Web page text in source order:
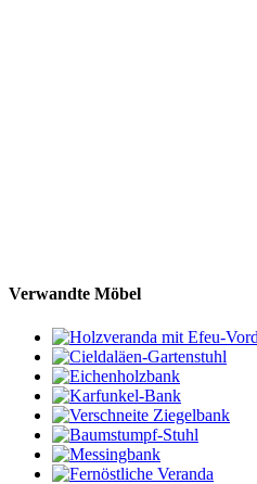
Verwandte Möbel